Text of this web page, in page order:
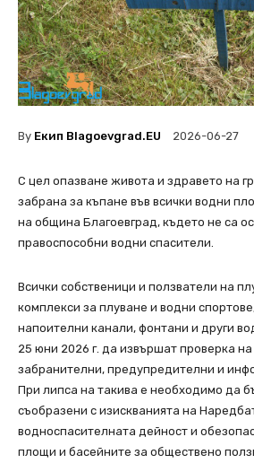
By Екип Blagoevgrad.EU 2026-06-27
С цел опазване живота и здравето на
забрана за къпане във всички водни
на община Благоевград, където не са
правоспособни водни спасители.
Всички собственици и ползватели на
комплекси за плуване и водни
напоителни канали, фонтани и други
25 юни 2026 г. да извършат проверка
забранителни, предупредителни и
При липса на такива е необходимо да
съобразени с изискванията на
водноспасителната дейност и
площи и басейните за обществено